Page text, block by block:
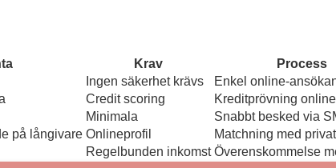
Krav
Process
Ingen säkerhet krävs
Enkel online-
Credit scoring
Kreditprövning online
Minimala
Snabbt besked via
på långivare Onlineprofil
Matchning med
Regelbunden inkomst Överenskommelse